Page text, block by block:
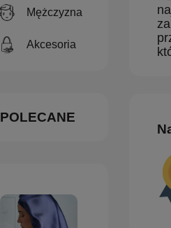
Mężczyzna
Akcesoria
POLECANE